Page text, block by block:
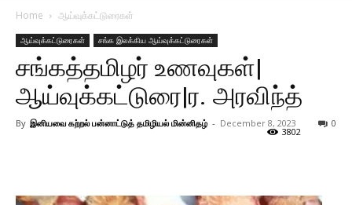
Home ஆய்வுக்கட்டுரைகள்
ஆய்வுக்கட்டுரைகள் சங்க இலக்கிய ஆய்வுக்கட்டுரைகள்
சங்கத்தமிழர் உணவுகள்|
ஆய்வுக்கட்டுரை|ர. அரவிந்த்
By இனியவை கற்றல் பன்னாட்டுத் தமிழியல் மின்னிதழ் - December 8, 2023 0
3802